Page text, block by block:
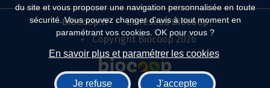
du site et vous proposer une navigation personnalisée en toute
sécurité. Vous pouvez changer d'avis à tout moment en
paramétrant vos cookies. OK pour vous ?
En savoir plus et paramétrer les cookies
Je refuse J'accepte
Biocoop.fr
Le réseau Biocoop
Copyright Biocoop 2026